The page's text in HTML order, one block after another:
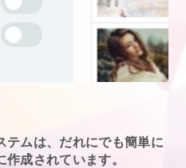
テムは、だれにでも簡単に
成されています。